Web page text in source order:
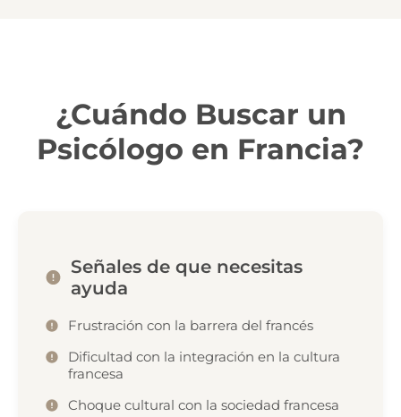
¿Cuándo Buscar un
Psicólogo en Francia?
Señales de que necesitas
ayuda
Frustración con la barrera del francés
Dificultad con la integración en la cultura
francesa
Choque cultural con la sociedad francesa